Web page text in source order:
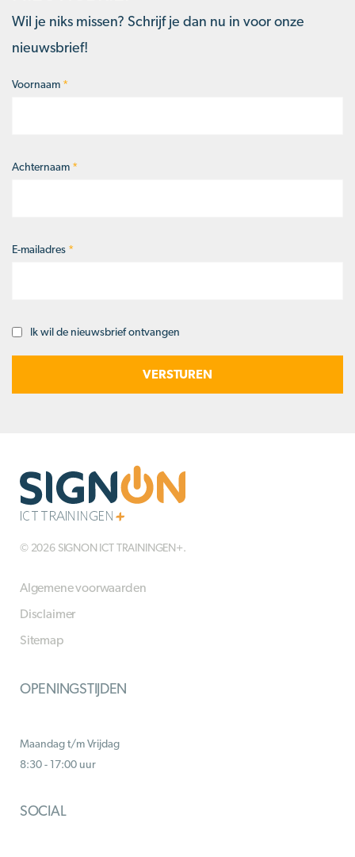
Wil je niks missen? Schrijf je dan nu in voor onze
nieuwsbrief!
Naam*
Voornaam *
Achternaam *
E-mailadres *
Opt-Ik wil de nieuwsbrief ontvangen
© 2026 SIGNON ICT TRAININGEN+.
Algemene voorwaarden
Disclaimer
Sitemap
OPENINGSTIJDEN
Maandag t/m Vrijdag
8:30 - 17:00 uur
SOCIAL